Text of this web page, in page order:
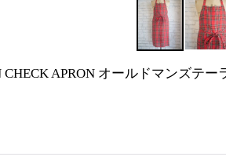
CHECK APRON オールドマンズテ